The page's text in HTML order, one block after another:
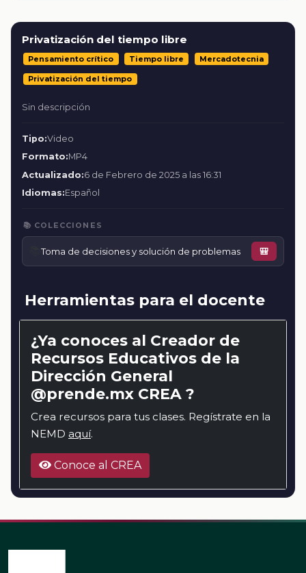
Privatización del tiempo libre
Pensamiento crítico Tiempo libre Mercadotecnia
Privatización del tiempo
Sin descripción
Tipo:Video
Formato:MP4
Actualizado:6 de Febrero de 2025 a las 16:31
Idiomas:Español
📚 COLECCIONES
📚Toma de decisiones y solución de problemas 🎒
Herramientas para el docente
¿Ya conoces al Creador de
Recursos Educativos de la
Dirección General
@prende.mx CREA ?
Crea recursos para tus clases. Regístrate en la
NEMD aquí.
Conoce al CREA